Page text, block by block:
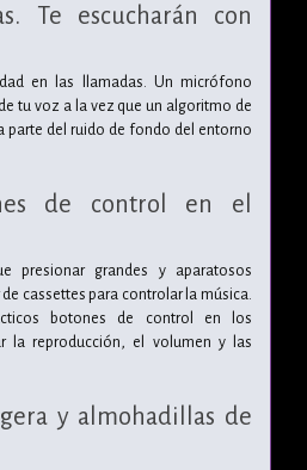
Te escucharán con
en las llamadas. Un micrófono
tu voz a la vez que un algoritmo de
parte del ruido de fondo del entorno
de control en el
presionar grandes y aparatosos
cassettes para controlar la música.
botones de control en los
la reproducción, el volumen y las
y almohadillas de